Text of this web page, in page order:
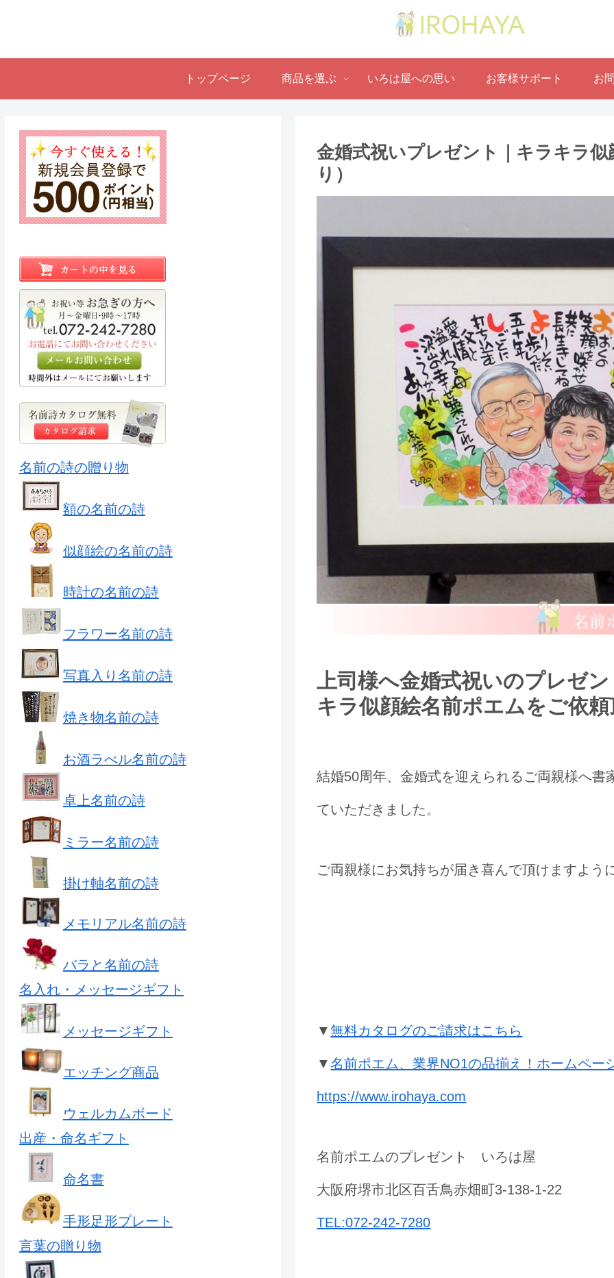
トップページ 商品を選ぶ いろは屋への思い お客様サポート お
金婚式祝いプレゼント｜キラキラ似
り ）
上司様へ金婚式祝いのプレゼ
キラ似顔絵名前ポエムをご依
結婚50周年、金婚式を迎えられるご両親様へ
ていただきました。
ご両親様にお気持ちが届き喜んで頂けますよ
▼無料カタログのご請求はこちら
▼名前ポエム、業界NO1の品揃え！ホームペー
https://www.irohaya.com
名前ポエムのプレゼント いろは屋
大阪府堺市北区百舌鳥赤畑町3-138-1-22
TEL:072-242-7280
名前の詩の贈り物
額の名前の詩
似顔絵の名前の詩
時計の名前の詩
フラワー名前の詩
写真入り名前の詩
焼き物名前の詩
お酒ラべル名前の詩
卓上名前の詩
ミラー名前の詩
掛け軸名前の詩
メモリアル名前の詩
バラと名前の詩
名入れ・メッセージギフト
メッセージギフト
エッチング商品
ウェルカムボード
出産・命名ギフト
命名書
手形足形プレート
言葉の贈り物